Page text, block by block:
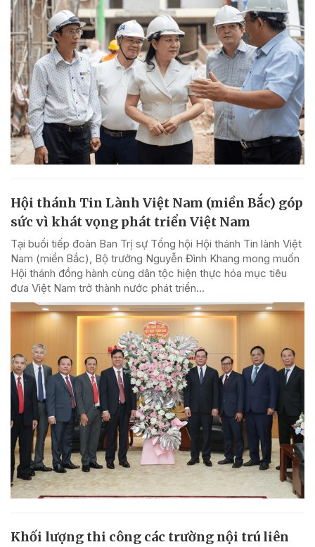
Hội thánh Tin Lành Việt Nam (miền Bắc) góp
sức vì khát vọng phát triển Việt Nam
Tại buổi tiếp đoàn Ban Trị sự Tổng hội Hội thánh Tin lành Việt
Nam (miền Bắc), Bộ trưởng Nguyễn Đình Khang mong muốn
Hội thánh đồng hành cùng dân tộc hiện thực hóa mục tiêu
đưa Việt Nam trở thành nước phát triển...
Khối lượng thi công các trường nội trú liên